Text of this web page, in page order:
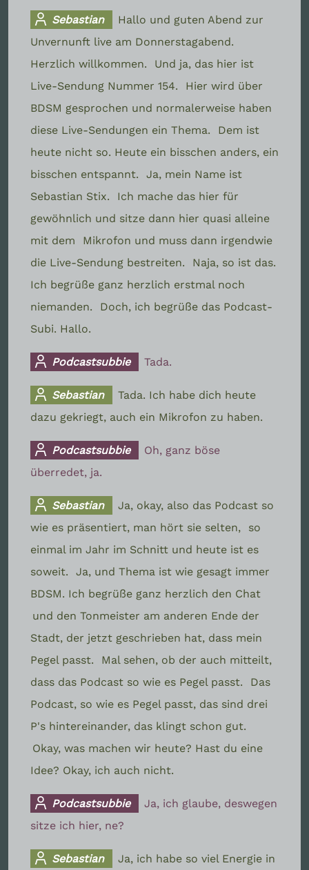
Sebastian
Hallo und guten Abend zur
Unvernunft live am Donnerstagabend.
Herzlich willkommen.
Und ja, das hier ist
Live-Sendung Nummer 154.
Hier wird über
BDSM gesprochen und normalerweise haben
diese Live-Sendungen ein Thema.
Dem ist
heute nicht so. Heute ein bisschen anders, ein
bisschen entspannt.
Ja, mein Name ist
Sebastian Stix.
Ich mache das hier für
gewöhnlich und sitze dann hier quasi alleine
mit dem
Mikrofon und muss dann irgendwie
die Live-Sendung bestreiten.
Naja, so ist das.
Ich begrüße ganz herzlich erstmal noch
niemanden.
Doch, ich begrüße das Podcast-
Subi. Hallo.
Podcastsubbie Tada.
Sebastian
Tada. Ich habe dich heute
dazu gekriegt, auch ein Mikrofon zu haben.
Podcastsubbie
Oh, ganz böse
überredet, ja.
Sebastian
Ja, okay, also das Podcast so
wie es präsentiert, man hört sie selten,
so
einmal im Jahr im Schnitt und heute ist es
soweit.
Ja, und Thema ist wie gesagt immer
BDSM. Ich begrüße ganz herzlich den Chat
und den Tonmeister am anderen Ende der
Stadt, der jetzt geschrieben hat, dass mein
Pegel passt.
Mal sehen, ob der auch mitteilt,
dass das Podcast so wie es Pegel passt.
Das
Podcast, so wie es Pegel passt, das sind drei
P's hintereinander, das klingt schon gut.
Okay, was machen wir heute? Hast du eine
Idee? Okay, ich auch nicht.
Podcastsubbie
Ja, ich glaube, deswegen
sitze ich hier, ne?
Sebastian
Ja, ich habe so viel Energie in